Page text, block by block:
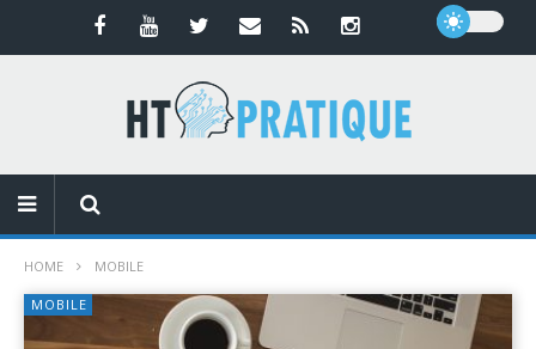
HOME MOBILE
MOBILE